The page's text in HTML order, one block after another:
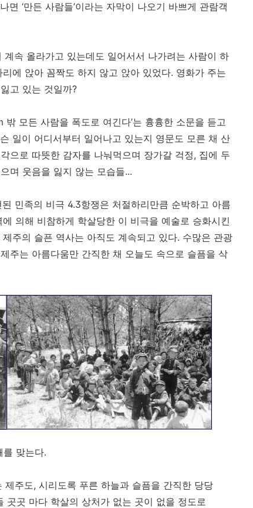
‘만든 사람들’이라는 자막이 나오기 바쁘게 관람객
계속 올라가고 있는데도 일어서서 나가려는 사람이 하
에 앉아 꼼짝도 하지 않고 앉아 있었다. 영화가 주는
고 있는 것일까?
밖 모든 사람을 폭도로 여긴다’는 흉흉한 소문을 듣고
일이 어디서부터 일어나고 있는지 영문도 모른 채 산
으로 따뜻한 감자를 나눠먹으며 장가갈 걱정, 집에 두
며 웃음을 잃지 않는 모습들...
민족의 비극 4.3항쟁은 처절하리만큼 순박하고 아름
의해 비참하게 학살당한 이 비극을 예술로 승화시킨
주의 슬픈 역사는 아직도 계속되고 있다. 수많은 관광
주는 아름다움만 간직한 채 오늘도 속으로 슬픔을 삭
를 맞는다.
주도, 시리도록 푸른 하늘과 슬픔을 간직한 당당
곳곳 마다 학살의 상처가 없는 곳이 없을 정도로